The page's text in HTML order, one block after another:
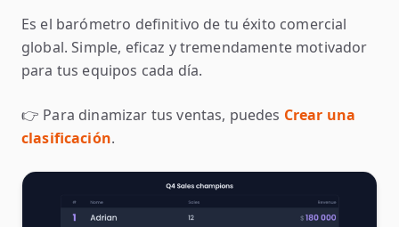
Es el barómetro definitivo de tu éxito comercial
global. Simple, eficaz y tremendamente motivador
para tus equipos cada día.
👉 Para dinamizar tus ventas, puedes Crear una
clasificación.